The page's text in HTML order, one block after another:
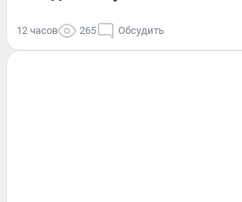
12 часов 265 Обсудить